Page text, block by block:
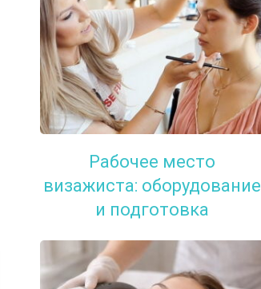
Рабочее место
визажиста: оборудование
и подготовка